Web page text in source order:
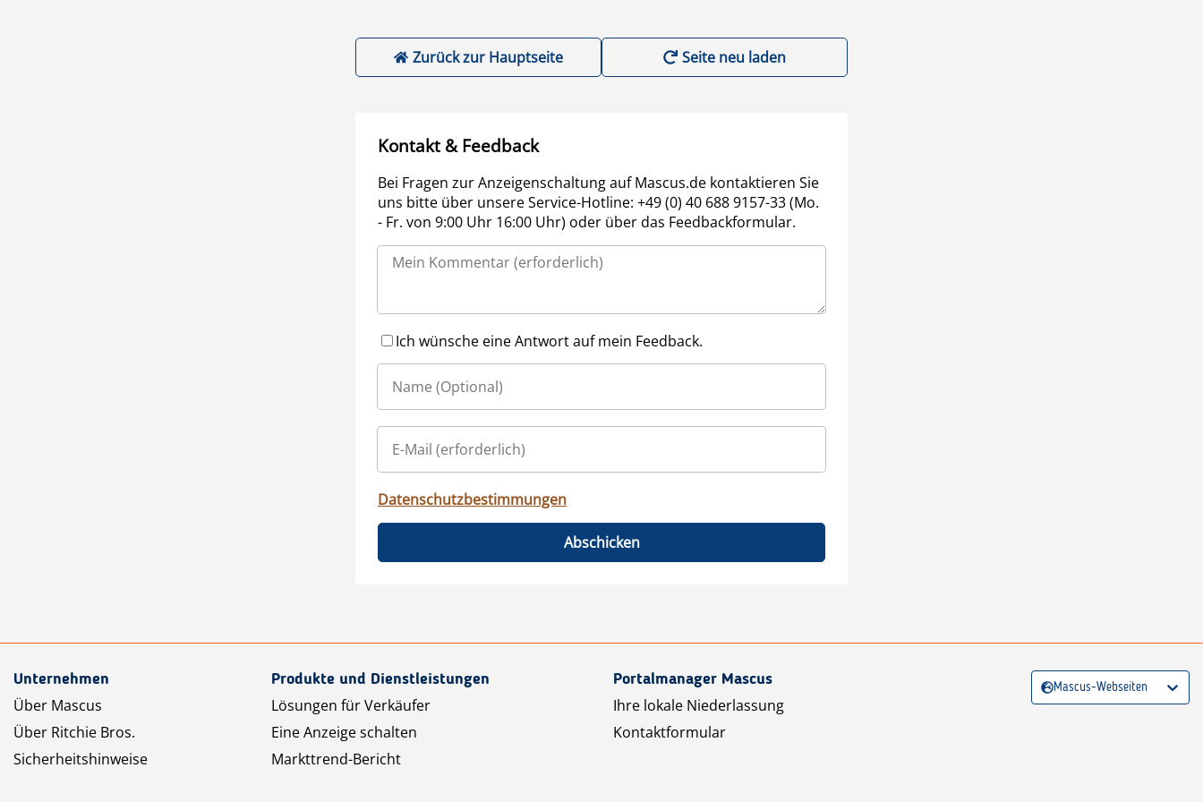
Zurück zur Hauptseite Seite neu laden
Kontakt & Feedback
Bei Fragen zur Anzeigenschaltung auf Mascus.de kontaktieren Sie
uns bitte über unsere Service-Hotline: +49 (0) 40 688 9157-33 (Mo.
- Fr. von 9:00 Uhr 16:00 Uhr) oder über das Feedbackformular.
Ich wünsche eine Antwort auf mein Feedback.
Datenschutzbestimmungen
Abschicken
Unternehmen
Über Mascus
Über Ritchie Bros.
Sicherheitshinweise
Produkte und Dienstleistungen
Lösungen für Verkäufer
Eine Anzeige schalten
Markttrend-Bericht
Portalmanager Mascus
Ihre lokale Niederlassung
Kontaktformular
Mascus-Webseiten